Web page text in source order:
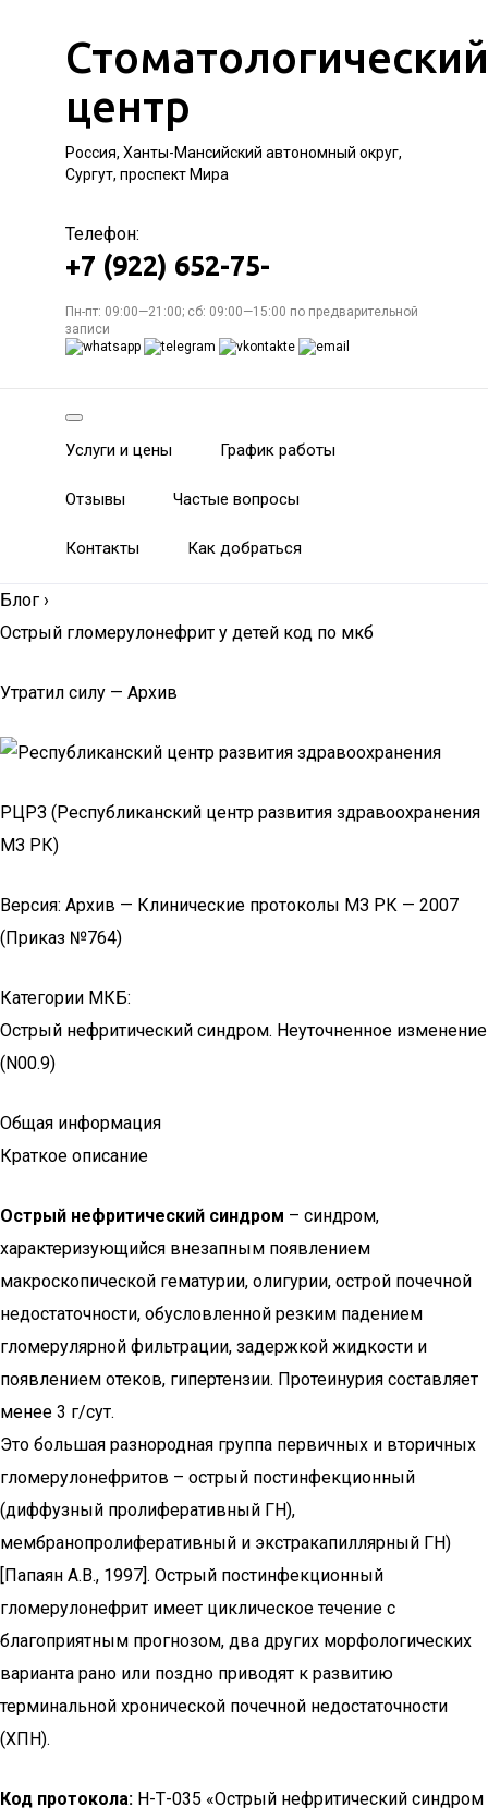
Стоматологический
центр
Россия, Ханты-Мансийский автономный округ,
Сургут, проспект Мира
Телефон:
+7 (922) 652-75-
Пн-пт: 09:00—21:00; сб: 09:00—15:00 по предварительной
записи
Услуги и цены График работы
Отзывы Частые вопросы
Контакты Как добраться
Блог ›
Острый гломерулонефрит у детей код по мкб
Утратил силу — Архив
РЦРЗ (Республиканский центр развития здравоохранения
МЗ РК)
Версия: Архив — Клинические протоколы МЗ РК — 2007
(Приказ №764)
Категории МКБ:
Острый нефритический синдром. Неуточненное изменение
(N00.9)
Общая информация
Краткое описание
Острый нефритический синдром – синдром,
характеризующийся внезапным появлением
макроскопической гематурии, олигурии, острой почечной
недостаточности, обусловленной резким падением
гломерулярной фильтрации, задержкой жидкости и
появлением отеков, гипертензии. Протеинурия составляет
менее 3 г/сут.
Это большая разнородная группа первичных и вторичных
гломерулонефритов – острый постинфекционный
(диффузный пролиферативный ГН),
мембранопролиферативный и экстракапиллярный ГН)
[Папаян А.В., 1997]. Острый постинфекционный
гломерулонефрит имеет циклическое течение с
благоприятным прогнозом, два других морфологических
варианта рано или поздно приводят к развитию
терминальной хронической почечной недостаточности
(ХПН).
Код протокола: H-Т-035 «Острый нефритический синдром